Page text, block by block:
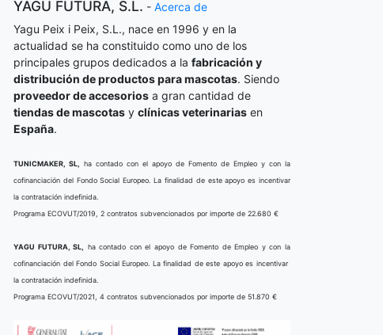
YAGU FUTURA, S.L. - Acerca de
Yagu Peix i Peix, S.L., nace en 1996 y en la
actualidad se ha constituido como uno de los
principales grupos dedicados a la fabricación y
distribución de productos para mascotas. Siendo
proveedor de accesorios a gran cantidad de
tiendas de mascotas y clínicas veterinarias en
España.
TUNICMAKER, SL,
ha contado con el apoyo de Fomento de Empleo y con la
cofinanciación del Fondo Social Europeo. La finalidad de este apoyo es incentivar
la contratación indefinida.
Programa ECOVUT/2019, 2 contratos subvencionados por importe de 22.680 €
YAGU FUTURA, SL,
ha contado con el apoyo de Fomento de Empleo y con la
cofinanciación del Fondo Social Europeo. La finalidad de este apoyo es incentivar
la contratación indefinida.
Programa ECOVUT/2021, 4 contratos subvencionados por importe de 51.870 €